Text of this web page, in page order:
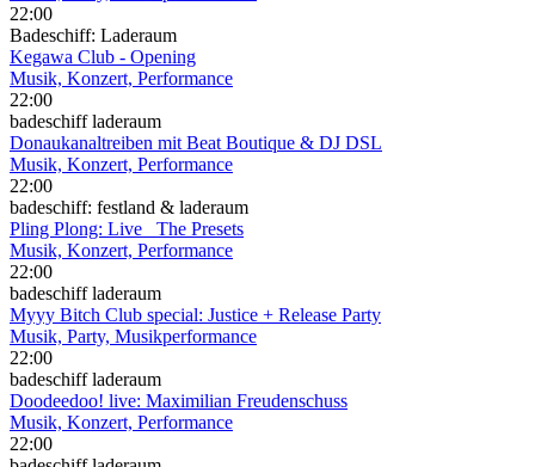
22:00
Badeschiff: Laderaum
Kegawa Club - Opening
Musik, Konzert, Performance
22:00
badeschiff laderaum
Donaukanaltreiben mit Beat Boutique & DJ DSL
Musik, Konzert, Performance
22:00
badeschiff: festland & laderaum
Pling Plong: Live_ The Presets
Musik, Konzert, Performance
22:00
badeschiff laderaum
Myyy Bitch Club special: Justice + Release Party
Musik, Party, Musikperformance
22:00
badeschiff laderaum
Doodeedoo! live: Maximilian Freudenschuss
Musik, Konzert, Performance
22:00